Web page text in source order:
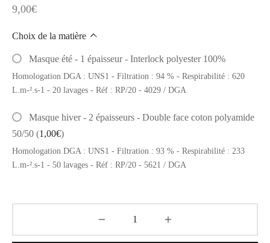
9,00€
Choix de la matière
Masque été - 1 épaisseur - Interlock polyester 100%
Homologation DGA : UNS1 - Filtration : 94 % - Respirabilité : 620
L.m-².s-1 - 20 lavages - Réf : RP/20 - 4029 / DGA
Masque hiver - 2 épaisseurs - Double face coton polyamide
50/50 (1,00€)
Homologation DGA : UNS1 - Filtration : 93 % - Respirabilité : 233
L.m-².s-1 - 50 lavages - Réf : RP/20 - 5621 / DGA